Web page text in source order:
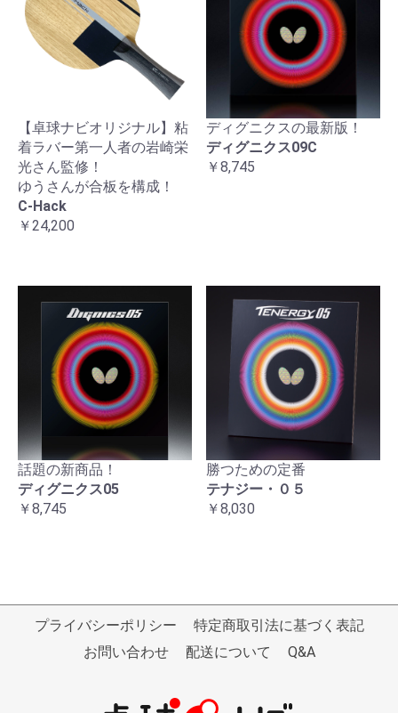
【卓球ナビオリジナル】粘
着ラバー第一人者の岩崎栄
光さん監修！
ゆうさんが合板を構成！
C-Hack
￥24,200
ディグニクスの最新版！
ディグニクス09C
￥8,745
話題の新商品！
ディグニクス05
￥8,745
勝つための定番
テナジー・０５
￥8,030
プライバシーポリシー
特定商取引法に基づく表記
お問い合わせ
配送について Q&A